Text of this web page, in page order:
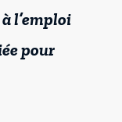
l’emploi
pour